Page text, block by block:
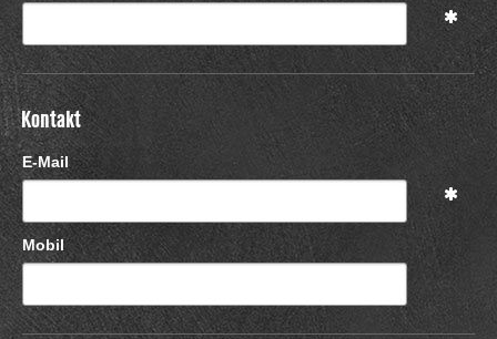
Kontakt
E-Mail
Mobil